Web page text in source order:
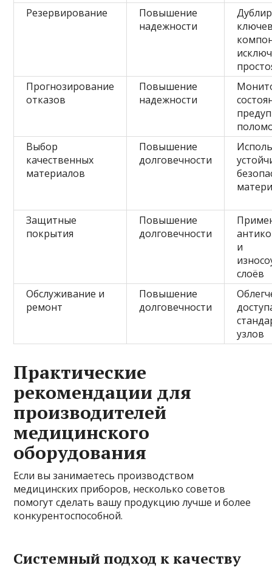
Резервирование
Повышение
надежности
Прогнозирование
отказов
Повышение
надежности
Выбор
качественных
материалов
Повышение
долговечности
Защитные
покрытия
Повышение
долговечности
и
слоёв
Обслуживание и
ремонт
Повышение
долговечности
узлов
Практические
рекомендации для
производителей
медицинского
оборудования
Если вы занимаетесь производством
медицинских приборов, несколько советов
помогут сделать вашу продукцию лучше и более
конкурентоспособной.
Системный подход к качеству